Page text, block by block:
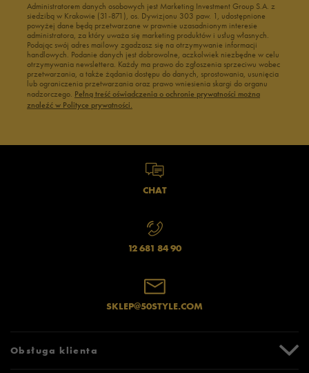
Administratorem danych osobowych jest Marketing Investment Group S.A. z
siedzibą w Krakowie (31-871), os. Dywizjonu 303 paw. 1, udostępnione
powyżej dane będą przetwarzane w prawnie uzasadnionym interesie
administratora, za który uważa się marketing produktów i usług własnych.
Podając swój adres mailowy zgadzasz się na otrzymywanie informacji
handlowych. Podanie danych jest dobrowolne, aczkolwiek niezbędne w celu
otrzymywania newslettera. Każdy ma prawo do zgłoszenia sprzeciwu wobec
przetwarzania, a także żądania dostępu do danych, sprostowania, usunięcia
lub ograniczenia przetwarzania oraz prawo wniesienia skargi do organu
nadzorczego. Pełną treść oświadczenia o ochronie prywatności można
znaleźć w Polityce prywatności.
CHAT
12 681 84 90
SKLEP@50STYLE.COM
Obsługa klienta